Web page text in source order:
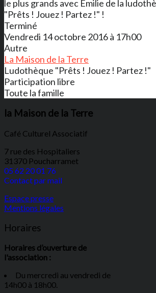
le plus grands avec Émilie de la
"Prêts ! Jouez ! Partez !" !
Terminé
Vendredi 14 octobre 2016 à 17h00
Autre
La Maison de la Terre
Ludothèque "Prêts ! Jouez ! Partez !"
Participation libre
Toute la famille
la Maison de la Terre
Café Culturel Associatif
7 rue des Hospitaliers
31370 Poucharramet
05 62 20 01 76
Contact par mail
Espace presse
Mentions légales
Horaires
Horaires d’ouverture de
l'association :
Du mercredi au vendredi de
14h00 à 18h00.